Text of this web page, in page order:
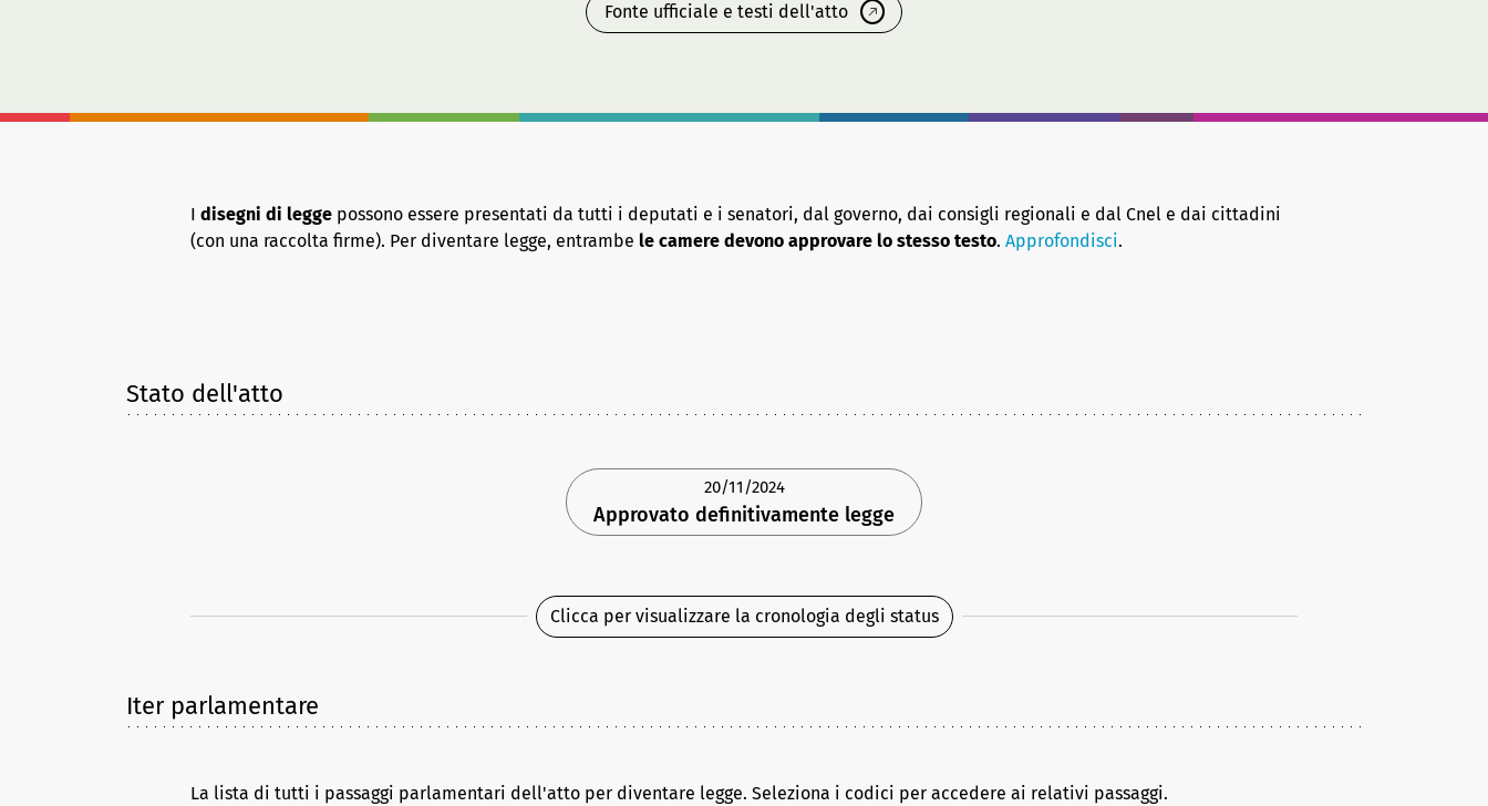
Fonte ufficiale e testi dell'atto
I disegni di legge possono essere presentati da tutti i deputati e i senatori, dal governo, dai consigli regionali e dal Cnel e dai cittadini
(con una raccolta firme). Per diventare legge, entrambe le camere devono approvare lo stesso testo. Approfondisci.
Stato dell'atto
20/11/2024
Approvato definitivamente legge
Clicca per visualizzare la cronologia degli status
Iter parlamentare
La lista di tutti i passaggi parlamentari dell'atto per diventare legge. Seleziona i codici per accedere ai relativi passaggi.